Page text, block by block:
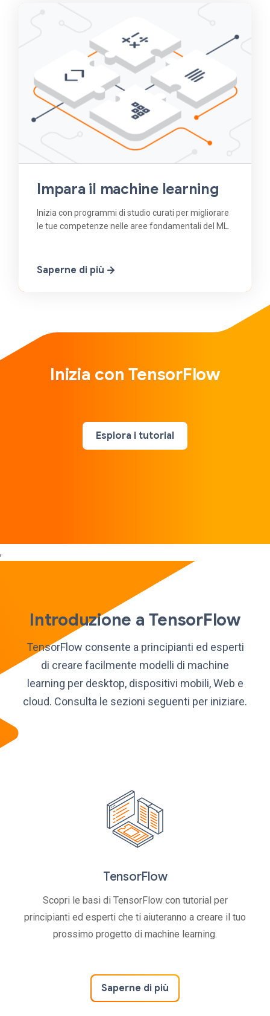
Impara il machine learning
Inizia con programmi di studio curati per migliorare
le tue competenze nelle aree fondamentali del ML.
Saperne di più
Inizia con TensorFlow
Esplora i tutorial
,
Introduzione a TensorFlow
TensorFlow consente a principianti ed esperti
di creare facilmente modelli di machine
learning per desktop, dispositivi mobili, Web e
cloud. Consulta le sezioni seguenti per iniziare.
TensorFlow
Scopri le basi di TensorFlow con tutorial per
principianti ed esperti che ti aiuteranno a creare il tuo
prossimo progetto di machine learning.
Saperne di più